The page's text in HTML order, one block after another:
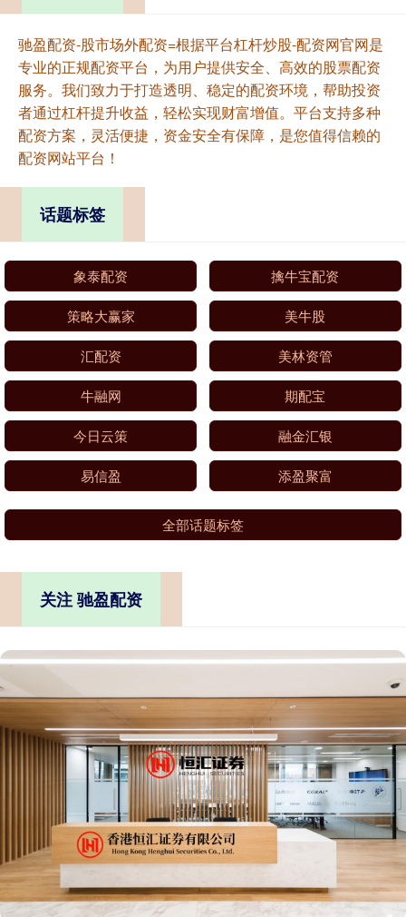
驰盈配资-股市场外配资=根据平台杠杆炒股-配资网官网是
专业的正规配资平台，为用户提供安全、高效的股票配资
服务。我们致力于打造透明、稳定的配资环境，帮助投资
者通过杠杆提升收益，轻松实现财富增值。平台支持多种
配资方案，灵活便捷，资金安全有保障，是您值得信赖的
配资网站平台！
话题标签
象泰配资 擒牛宝配资
策略大赢家 美牛股
汇配资 美林资管
牛融网 期配宝
今日云策 融金汇银
易信盈 添盈聚富
全部话题标签
关注 驰盈配资